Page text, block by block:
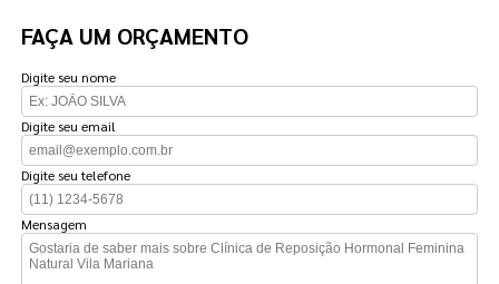
FAÇA UM ORÇAMENTO
Digite seu nome
Digite seu email
Digite seu telefone
Mensagem